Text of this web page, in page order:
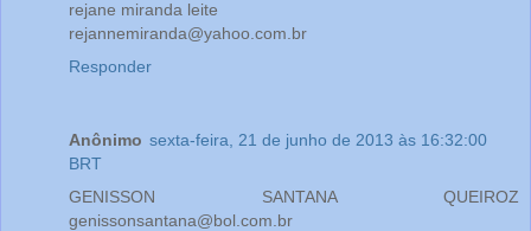
rejane miranda leite
rejannemiranda@yahoo.com.br
Responder
Anônimo sexta-feira, 21 de junho de 2013 às 16:32:00
BRT
GENISSON SANTANA QUEIROZ
genissonsantana@bol.com.br